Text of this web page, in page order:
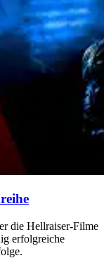
die Hellraiser-Filme
erfolgreiche